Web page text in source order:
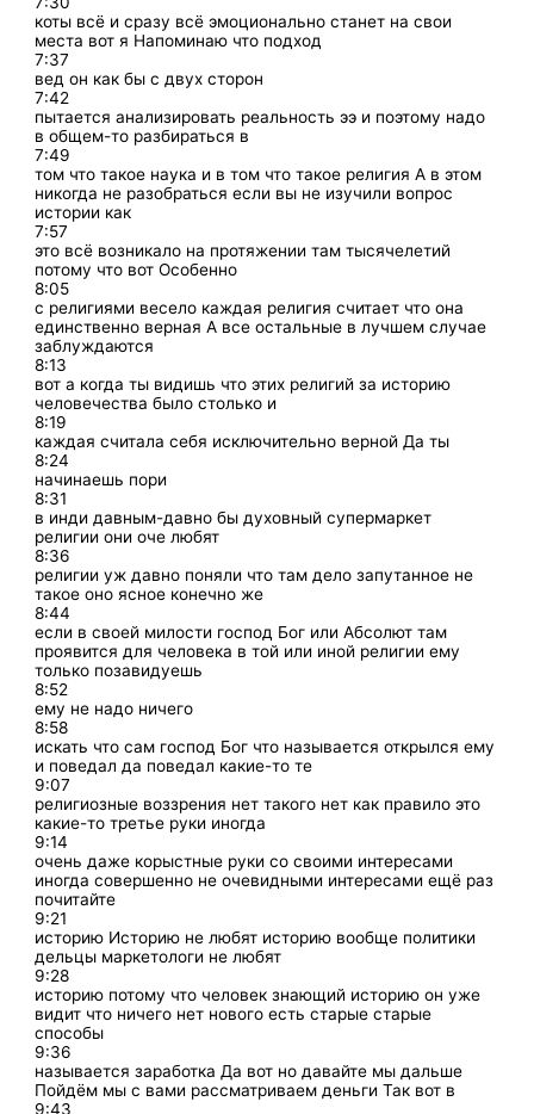
коты всё и сразу всё эмоционально станет на свои
места вот я Напоминаю что подход
7:37
вед он как бы с двух сторон
7:42
пытается анализировать реальность ээ и поэтому надо
в общем-то разбираться в
7:49
том что такое наука и в том что такое религия А в этом
никогда не разобраться если вы не изучили вопрос
истории как
7:57
это всё возникало на протяжении там тысячелетий
потому что вот Особенно
8:05
с религиями весело каждая религия считает что она
единственно верная А все остальные в лучшем случае
заблуждаются
8:13
вот а когда ты видишь что этих религий за историю
человечества было столько и
8:19
каждая считала себя исключительно верной Да ты
8:24
начинаешь пори
8:31
в инди давным-давно бы духовный супермаркет
религии они оче любят
8:36
религии уж давно поняли что там дело запутанное не
такое оно ясное конечно же
8:44
если в своей милости господ Бог или Абсолют там
проявится для человека в той или иной религии ему
только позавидуешь
8:52
ему не надо ничего
8:58
искать что сам господ Бог что называется открылся ему
и поведал да поведал какие-то те
9:07
религиозные воззрения нет такого нет как правило это
какие-то третье руки иногда
9:14
очень даже корыстные руки со своими интересами
иногда совершенно не очевидными интересами ещё раз
почитайте
9:21
историю Историю не любят историю вообще политики
дельцы маркетологи не любят
9:28
историю потому что человек знающий историю он уже
видит что ничего нет нового есть старые старые
способы
9:36
называется заработка Да вот но давайте мы дальше
Пойдём мы с вами рассматриваем деньги Так вот в
9:43